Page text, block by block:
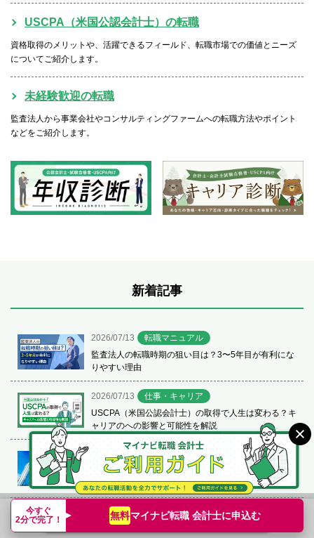
今すぐ
2分で完了！
無料マイナビ転職 会計士に申込む
簡単無料 転職支援サービス申込み
USCPA（米国公認会計士）の転職
資格取得のメリットや、活躍できるフィールド、転職市場での価値とニーズ
についてご紹介します。
未経験歓迎の転職
監査法人から事業会社やコンサルティングファームへの転職方法やポイント
などをご紹介します。
新着記事
2026/07/13
転職マニュアル
監査法人の転職時期の狙い目は？3〜5年目が有利にな
りやすい理由
2026/07/13
仕事・キャリア
USCPA（米国公認会計士）の取得で人生は変わる？キ
ャリアのへの影響と可能性を解説
2026/06/19
業界情報
【令和8年(2026年) 公認会計士試験第Ⅱ回短答式試験
結果速報】令和8年論文式試験に向けて
2026/06/18
業界情報